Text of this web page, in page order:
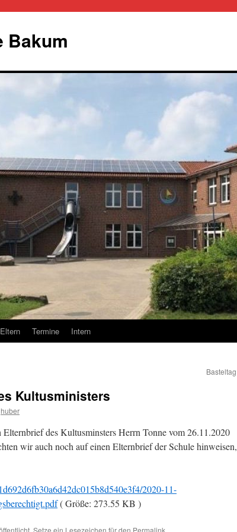
Bakum
Eltern Termine Intern
Basteltag
Kultusministers
huber
des Kultusminsters Herrn Tonne vom 26.11.2020
wir auch noch auf einen Elternbrief der Schule hinweisen,
2020-11-
( Größe: 273.55 KB )
Setze ein Lesezeichen für den Permalink.